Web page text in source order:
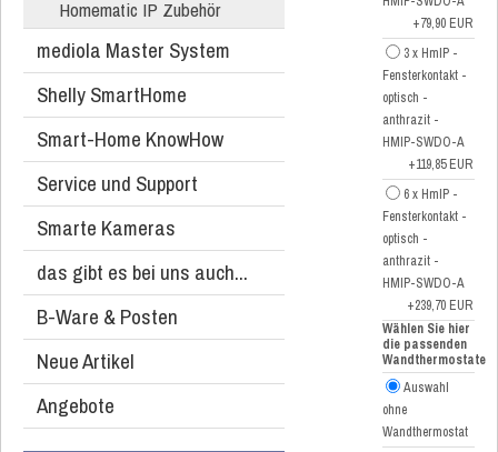
Homematic IP Zubehör
mediola Master System
Shelly SmartHome
Smart-Home KnowHow
Service und Support
Smarte Kameras
das gibt es bei uns auch...
B-Ware & Posten
Neue Artikel
Angebote
+79,90 EUR
3 x HmIP -
Fensterkontakt -
optisch -
anthrazit -
HMIP-SWDO-A
+119,85 EUR
6 x HmIP -
Fensterkontakt -
optisch -
anthrazit -
HMIP-SWDO-A
+239,70 EUR
Wählen Sie hier
die passenden
Wandthermostate
Auswahl
ohne
Wandthermostat